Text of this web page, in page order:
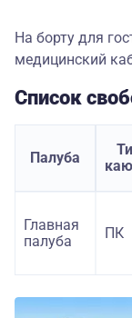
На борту для
медицинский
Список
Палуба
Главная
палуба
ПК